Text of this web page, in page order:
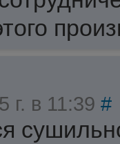
г. в 11:39 #